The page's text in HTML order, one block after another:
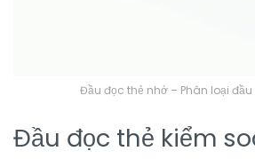
Đầu đọc thẻ nhớ – Phân loại
Đầu đọc thẻ kiểm